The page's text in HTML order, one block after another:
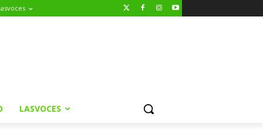
LASVOCES